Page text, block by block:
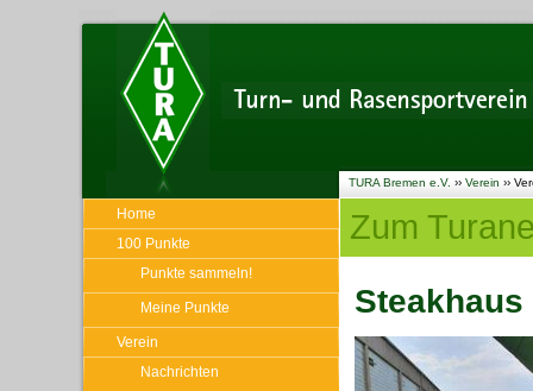
TURA Bremen e.V. ›› Verein ››
Home
100 Punkte
Punkte sammeln!
Meine Punkte
Verein
Nachrichten
Zum